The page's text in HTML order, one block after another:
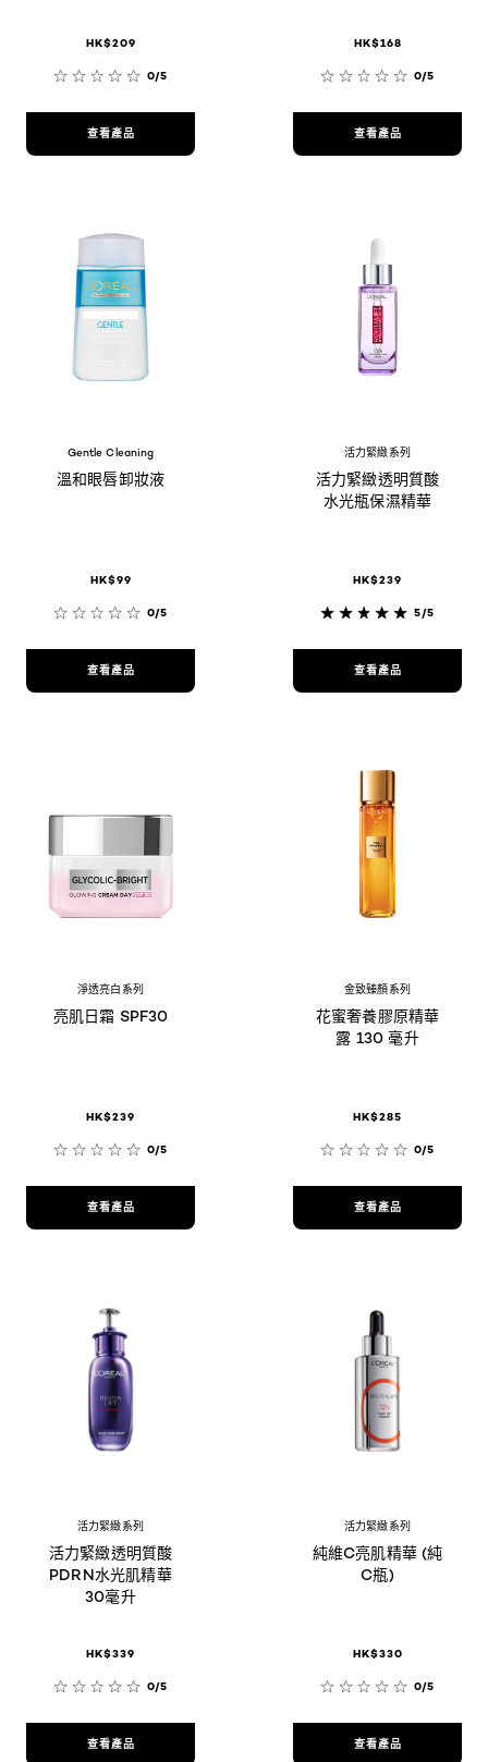
HK$209
0/5
查看產品
HK$168
0/5
查看產品
Gentle Cleaning
溫和眼唇卸妝液
HK$99
0/5
查看產品
活力緊緻系列
活力緊緻透明質酸
水光瓶保濕精華
HK$239
5/5
查看產品
淨透亮白系列
亮肌日霜 SPF30
HK$239
0/5
查看產品
金致臻顏系列
花蜜奢養膠原精華
露 130 毫升
HK$285
0/5
查看產品
活力緊緻系列
活力緊緻透明質酸
PDRN水光肌精華
30毫升
HK$339
0/5
查看產品
活力緊緻系列
純維C亮肌精華 (純
C瓶)
HK$330
0/5
查看產品